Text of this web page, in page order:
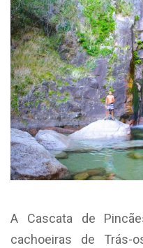
A Cascata de
cachoeiras de Trás-